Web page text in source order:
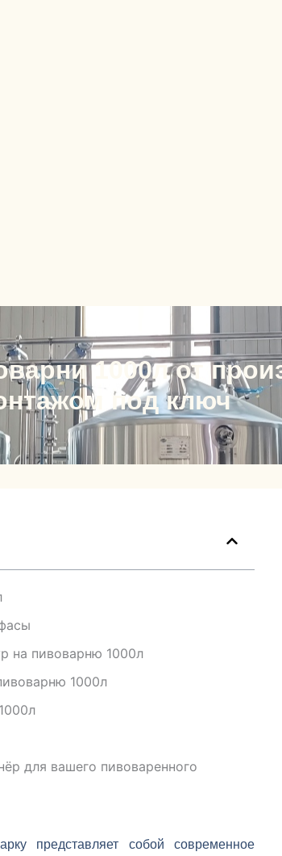
1000л от
под ключ
на пивоварню 1000л
1000л
для вашего пивоваренного
представляет собой современное